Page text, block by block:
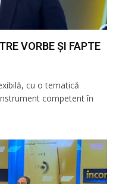
VORBE ȘI FAPTE
cu o tematică
competent în